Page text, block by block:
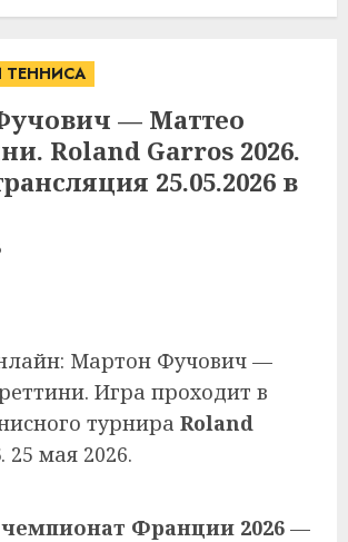
ТЕННИСА
— Маттео
Roland Garros 2026.
25.05.2026 в
Мартон Фучович —
Игра проходит в
турнира Roland
. 25 мая 2026.
Франции 2026 —